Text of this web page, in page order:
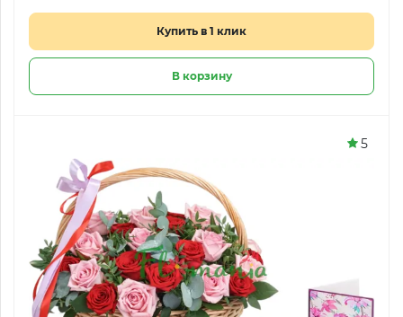
Купить в 1 клик
В корзину
5